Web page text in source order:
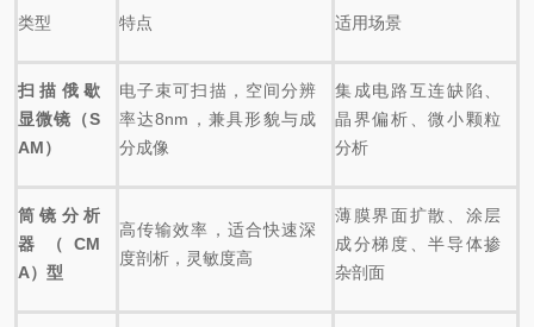
类型 特点 适用场景
扫描俄歇
显微镜（S
AM）
电子束可扫描，空间分辨
率达8nm，兼具形貌与成
分成像
集成电路互连缺陷、
晶界偏析、微小颗粒
分析
筒镜分析
器（CM
A）型
高传输效率，适合快速深
度剖析，灵敏度高
薄膜界面扩散、涂层
成分梯度、半导体掺
杂剖面